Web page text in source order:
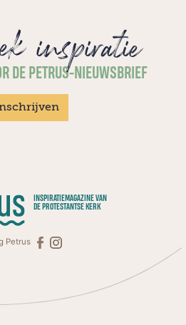
inspiratie
DE PETRUS-NIEUWSBRIEF
INSPIRATIEMAGAZINE VAN
DE PROTESTANTSE KERK
Petrus